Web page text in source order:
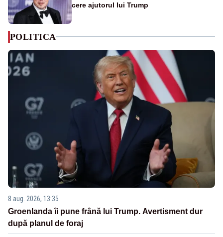
cere ajutorul lui Trump
POLITICA
8 aug. 2026, 13:35
Groenlanda îi pune frână lui Trump. Avertisment dur
după planul de foraj